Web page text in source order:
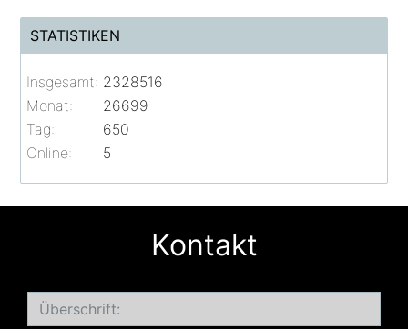
STATISTIKEN
Online: 5
Insgesamt: 2328516
Monat:
26699
Tag:
650
Kontakt